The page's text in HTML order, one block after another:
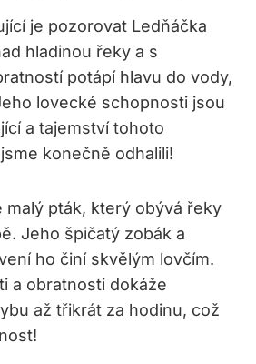
je pozorovat Ledňáčka
hladinou řeky a s
potápí hlavu do vody,
lovecké schopnosti jsou
a tajemství tohoto
konečně odhalili!
malý pták, který obývá řeky
Jeho špičatý zobák a
ho činí skvělým lovčím.
a obratnosti dokáže
až třikrát za hodinu, což